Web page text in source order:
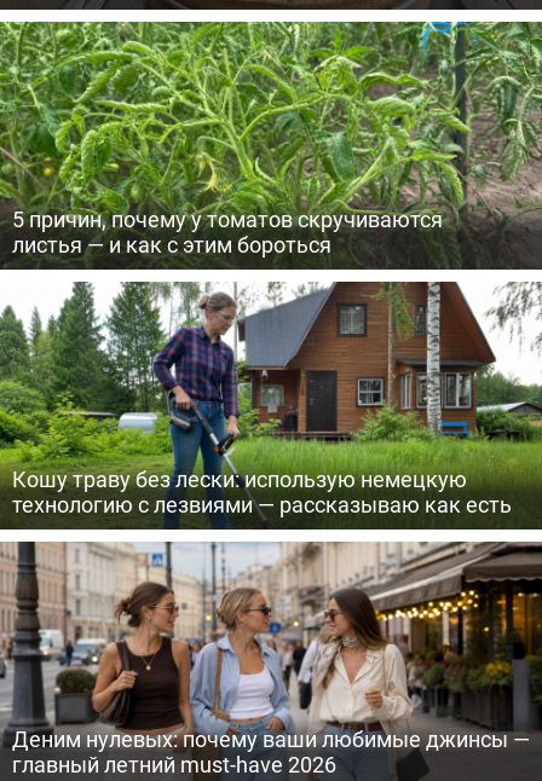
5 причин, почему у томатов скручиваются
листья — и как с этим бороться
Кошу траву без лески: использую немецкую
технологию с лезвиями — рассказываю как есть
Деним нулевых: почему ваши любимые джинсы —
главный летний must-have 2026